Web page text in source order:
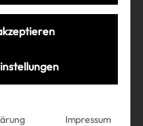
Impressum